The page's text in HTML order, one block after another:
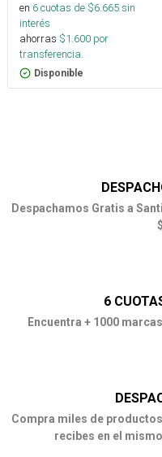
en 6cuotas de $6.665sin
interés
ahorras $1.600 por
transferencia.
Disponible
Despachamos Gratis a
6
Encuentra + 1000
Compra miles de
recibes en el